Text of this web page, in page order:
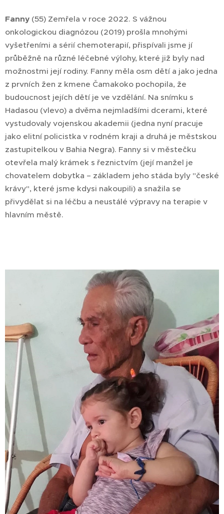
Fanny (55) Zemřela v roce 2022. S vážnou
onkologickou diagnózou (2019) prošla mnohými
vyšetřeními a sérií chemoterapií, přispívali jsme jí
průběžně na různé léčebné výlohy, které již byly nad
možnostmi její rodiny. Fanny měla osm dětí a jako jedna
z prvních žen z kmene Čamakoko pochopila, že
budoucnost jejích dětí je ve vzdělání. Na snímku s
Hadasou (vlevo) a dvěma nejmladšími dcerami, které
vystudovaly vojenskou akademii (jedna nyní pracuje
jako elitní policistka v rodném kraji a druhá je městskou
zastupitelkou v Bahia Negra). Fanny si v městečku
otevřela malý krámek s řeznictvím (její manžel je
chovatelem dobytka – základem jeho stáda byly "české
krávy", které jsme kdysi nakoupili) a snažila se
přivydělat si na léčbu a neustálé výpravy na terapie v
hlavním městě.